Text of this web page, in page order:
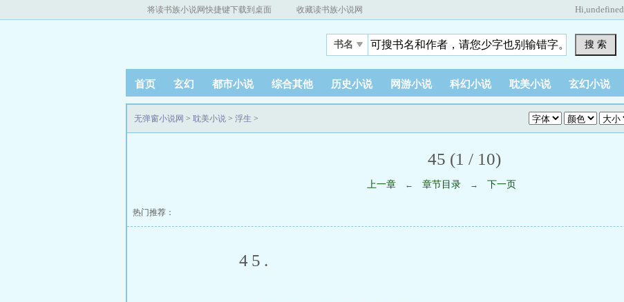
将读书族小说网快捷键下载到桌面 收藏读书族小说网 Hi,undefined
书名 搜 索
首页 玄幻 都市小说 综合其他 历史小说 网游小说 科幻小说 耽美小说 玄幻小说
无弹窗小说网 > 耽美小说 > 浮生 >
45 (1 / 10)
上一章 ← 章节目录 → 下一页
热门推荐：
45.